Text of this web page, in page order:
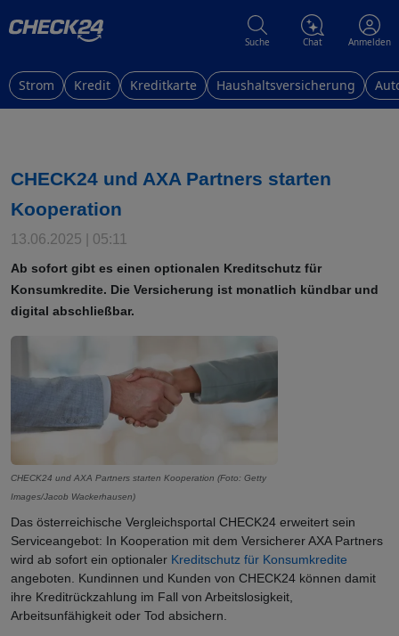
Suche Chat Anmelden
Strom Kredit Kreditkarte Haushaltsversicherung
CHECK24 und AXA Partners starten
Kooperation
13.06.2025 | 05:11
Ab sofort gibt es einen optionalen Kreditschutz für
Konsumkredite. Die Versicherung ist monatlich kündbar und
digital abschließbar.
CHECK24 und AXA Partners starten Kooperation (Foto: Getty
Images/Jacob Wackerhausen)
Das österreichische Vergleichsportal CHECK24 erweitert sein
Serviceangebot: In Kooperation mit dem Versicherer AXA Partners
wird ab sofort ein optionaler Kreditschutz für Konsumkredite
angeboten. Kundinnen und Kunden von CHECK24 können damit
ihre Kreditrückzahlung im Fall von Arbeitslosigkeit,
Arbeitsunfähigkeit oder Tod absichern.